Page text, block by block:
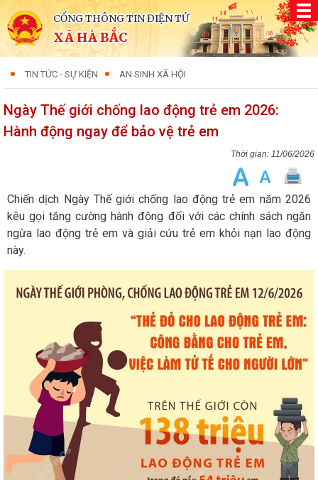
CỔNG THÔNG TIN ĐIỆN TỬ
XÃ HÀ BẮC
TIN TỨC - SỰ KIỆN AN SINH XÃ HỘI
Ngày Thế giới chống lao động trẻ em 2026:
Hành động ngay để bảo vệ trẻ em
11/06/2026
Chiến dịch Ngày Thế giới chống lao động trẻ em năm 2026
kêu gọi tăng cường hành động đối với các chính sách ngăn
ngừa lao động trẻ em và giải cứu trẻ em khỏi nạn lao động
này.